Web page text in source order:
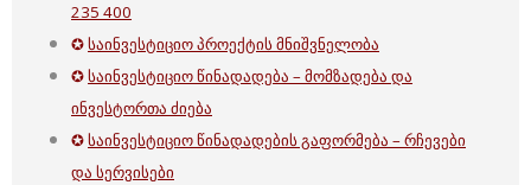
235 400
✪საინვესტიციო პროექტის მნიშვნელობა
✪საინვესტიციო წინადადება – მომზადება და
ინვესტორთა ძიება
✪საინვესტიციო წინადადების გაფორმება – რჩევები
და სერვისები